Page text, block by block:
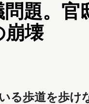
問題。
崩壊
る歩道を歩け